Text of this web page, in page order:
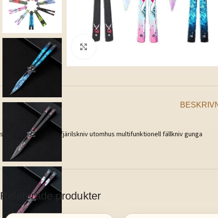
sövningskniv färgad fjärilskniv utomhus multifunktionell fällkniv gunga
Relaterade produkter